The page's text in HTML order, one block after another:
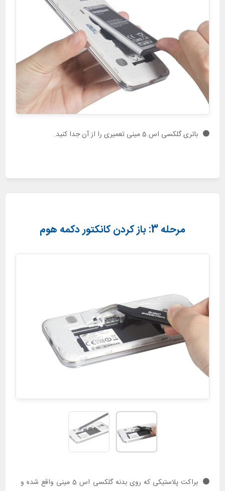
باتری گلکسی اس 5 مینی تعمیری را از آن جدا کنید.
مرحله 3: باز کردن کانکتور دکمه هوم
براکت پلاستیکی که روی بدنه گلکسی اس 5 مینی واقع شده و